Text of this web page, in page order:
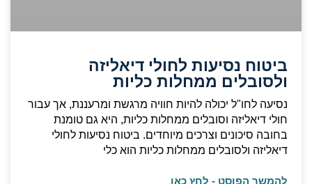
ביטוח נסיעות לחולי דיאליזה
ולסובלים ממחלות כליות
נסיעה לחו"ל יכולה להיות חוויה מרגשת ומרעננת, אך עבור
חולי דיאליזה וסובלים ממחלות כליות, היא גם טומנת
בחובה סיכונים וצרכים מיוחדים. ביטוח נסיעות לחולי
דיאליזה ולסובלים ממחלות כליות הוא כלי
להמשך הפוסט - לחץ כאן